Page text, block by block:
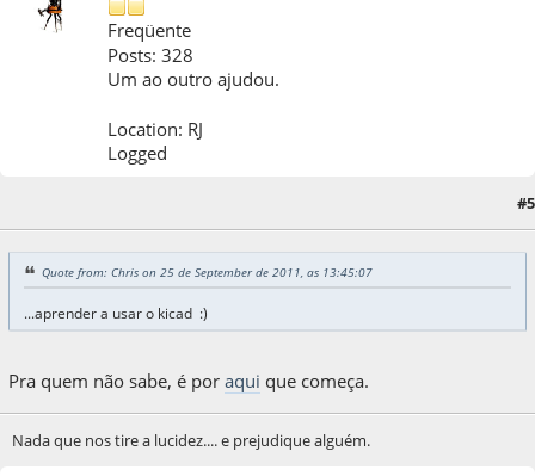
Freqüente
Posts: 328
Um ao outro ajudou.
Location: RJ
Logged
#5
Quote from: Chris on 25 de September de 2011, as 13:45:07
...aprender a usar o kicad :)
Pra quem não sabe, é poraqui que começa.
Nada que nos tire a lucidez.... e prejudique alguém.